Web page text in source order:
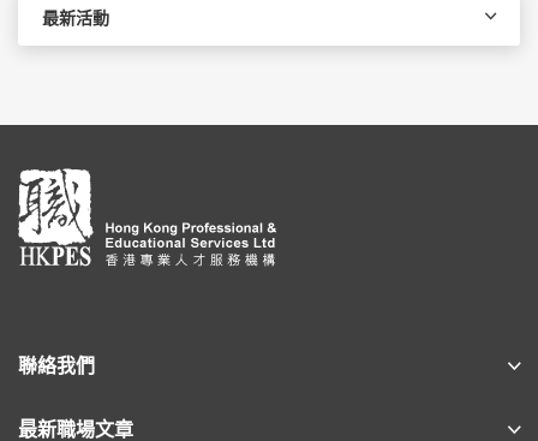
最新活動
聯絡我們
最新職場文章